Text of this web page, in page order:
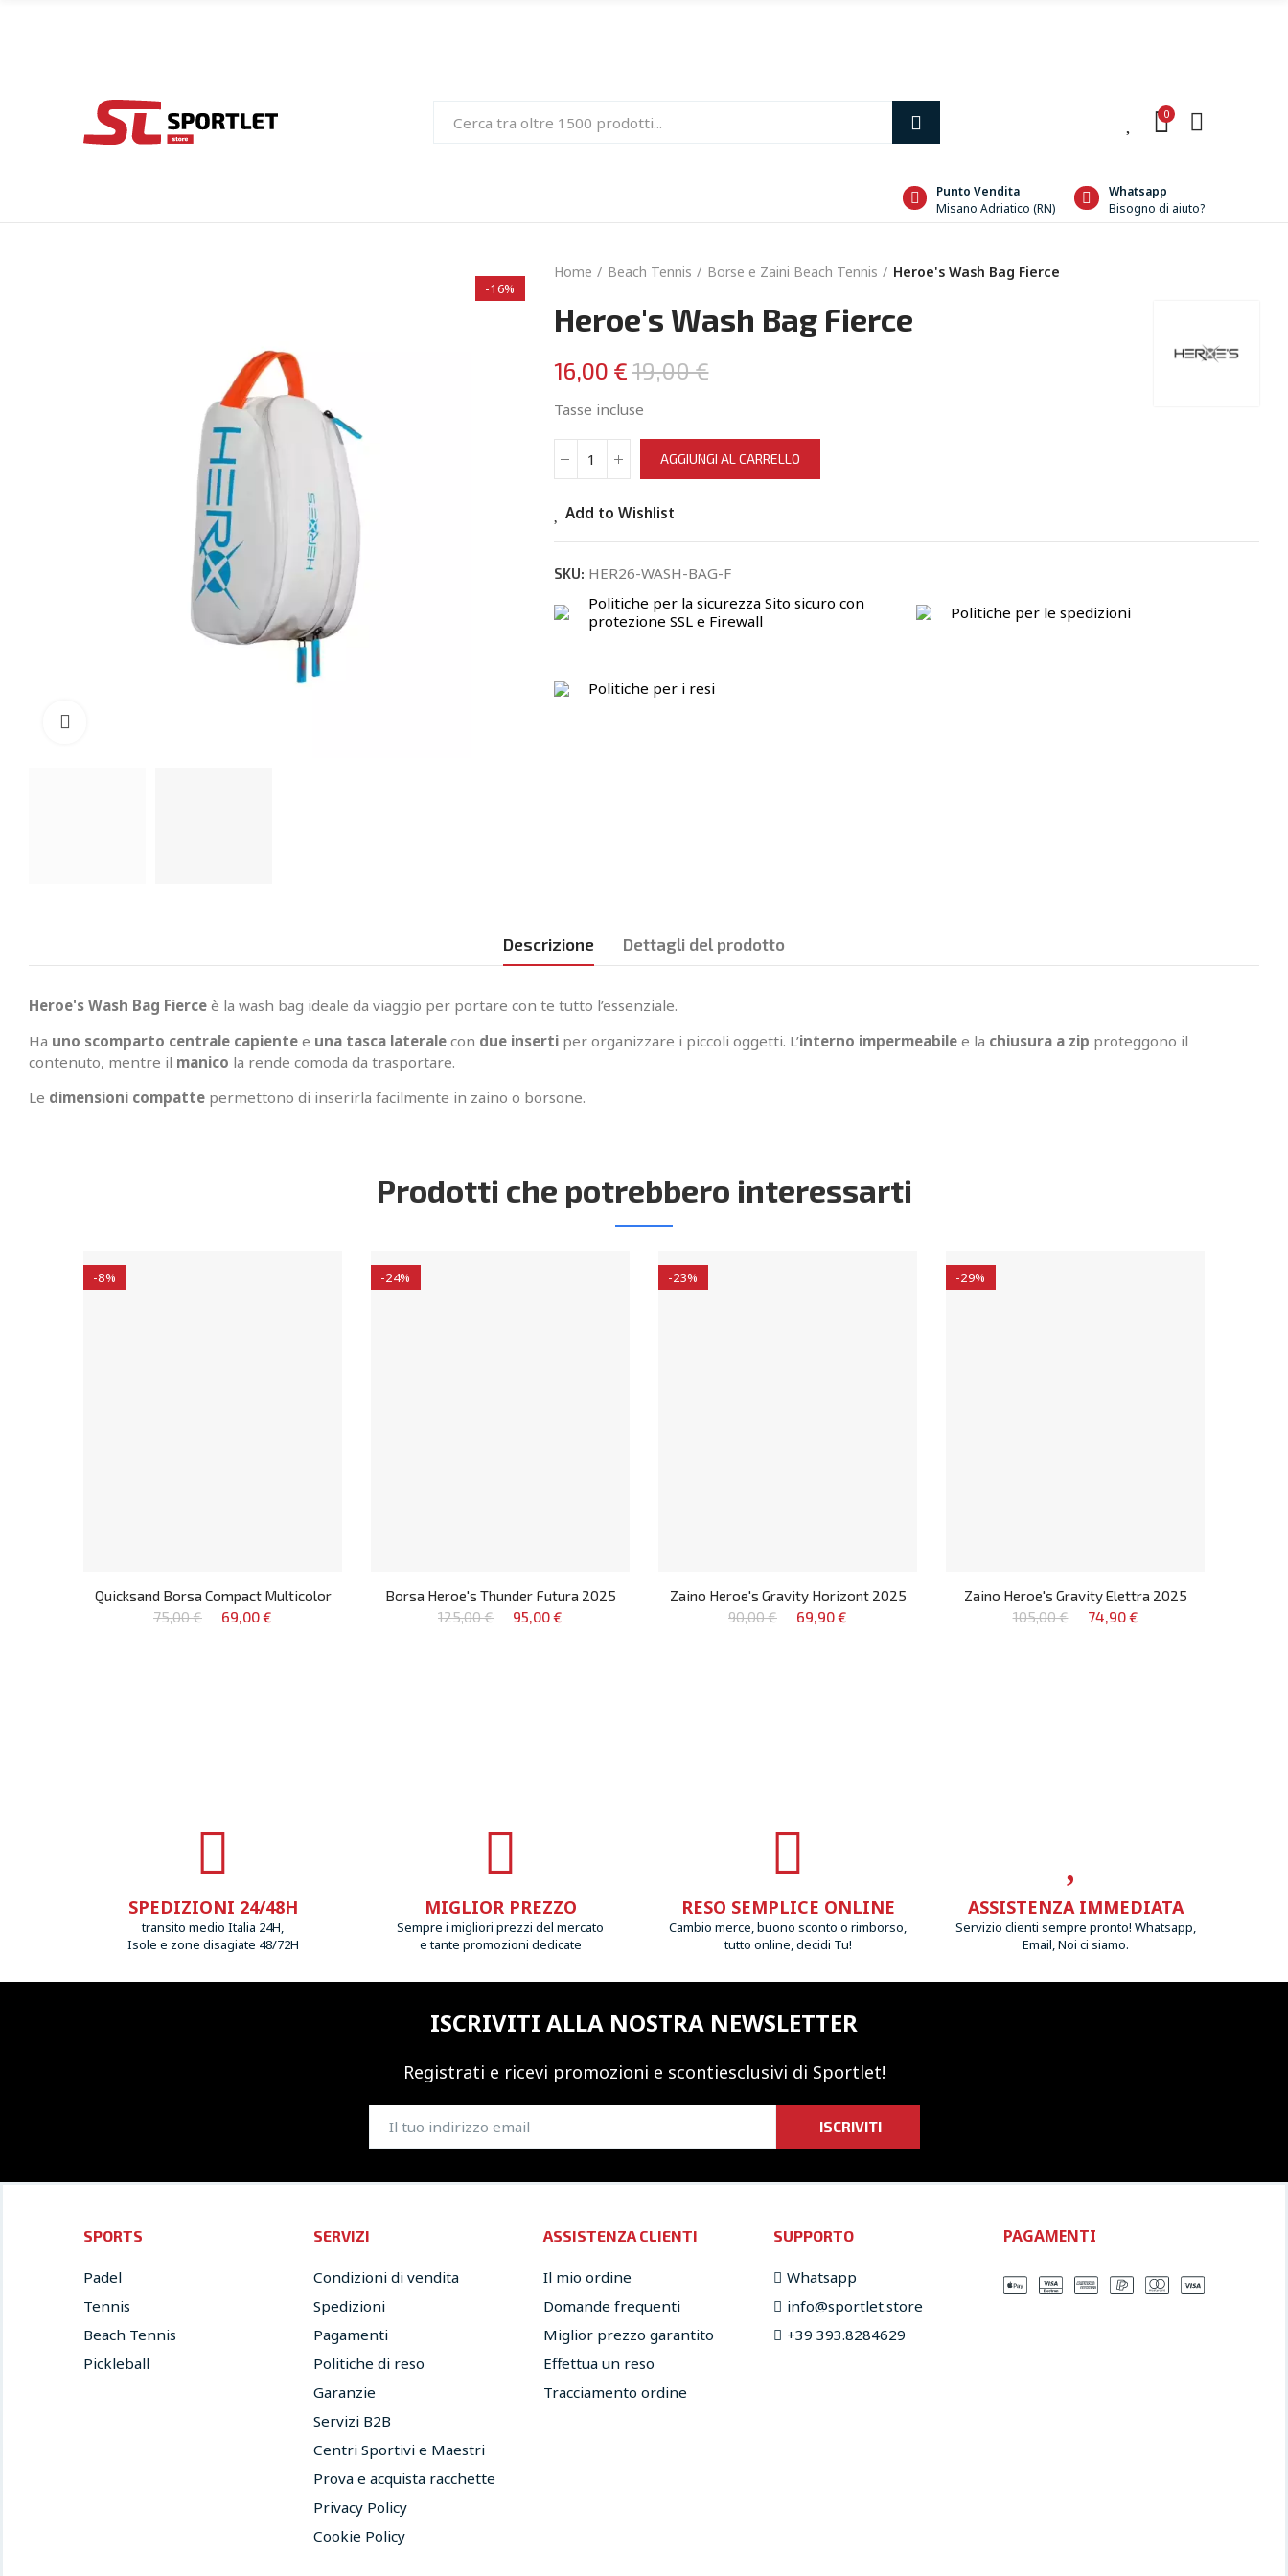
0
Punto Vendita
Misano Adriatico (RN)
Whatsapp
Bisogno di aiuto?
-16%
Home Beach Tennis Borse e Zaini Beach Tennis Heroe's Wash Bag Fierce
Heroe's Wash Bag Fierce
16,00 €19,00 €
Tasse incluse
AGGIUNGI AL CARRELLO
Add to Wishlist
SKU: HER26-WASH-BAG-F
Politiche per la sicurezza Sito sicuro con
protezione SSL e Firewall
Politiche per le spedizioni
Politiche per i resi
Descrizione Dettagli del prodotto
Heroe's Wash Bag Fierce è la wash bag ideale da viaggio per portare con te tutto l’essenziale.
Ha uno scomparto centrale capiente e una tasca laterale con due inserti per organizzare i piccoli oggetti. L’interno impermeabile e la chiusura a zip proteggono il
contenuto, mentre il manico la rende comoda da trasportare.
Le dimensioni compatte permettono di inserirla facilmente in zaino o borsone.
Prodotti che potrebbero interessarti
-8%
Quicksand Borsa Compact Multicolor
75,00 €
69,00 €
-24%
Borsa Heroe's Thunder Futura 2025
125,00 €
95,00 €
-23%
Zaino Heroe's Gravity Horizont 2025
90,00 €
69,90 €
-29%
Zaino Heroe's Gravity Elettra 2025
105,00 €
74,90 €
SPEDIZIONI 24/48H
transito medio Italia 24H,
Isole e zone disagiate 48/72H
MIGLIOR PREZZO
Sempre i migliori prezzi del mercato
e tante promozioni dedicate
RESO SEMPLICE ONLINE
Cambio merce, buono sconto o rimborso,
tutto online, decidi Tu!
ASSISTENZA IMMEDIATA
Servizio clienti sempre pronto! Whatsapp,
Email, Noi ci siamo.
ISCRIVITI ALLA NOSTRA NEWSLETTER
Registrati e ricevi promozioni e scontiesclusivi di Sportlet!
ISCRIVITI
SPORTS
Padel
Tennis
Beach Tennis
Pickleball
SERVIZI
Condizioni di vendita
Spedizioni
Pagamenti
Politiche di reso
Garanzie
Servizi B2B
Centri Sportivi e Maestri
Prova e acquista racchette
Privacy Policy
Cookie Policy
ASSISTENZA CLIENTI
Il mio ordine
Domande frequenti
Miglior prezzo garantito
Effettua un reso
Tracciamento ordine
SUPPORTO
Whatsapp
info@sportlet.store​
+39 393.8284629
PAGAMENTI